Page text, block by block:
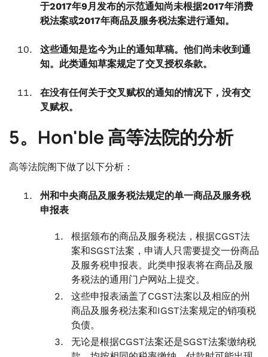
于2017年9月发布的示范通知尚未根据2017年消费
税法案或2017年商品及服务税法案进行通知。
这些通知是迄今为止的通知草稿。他们尚未收到通
知。此类通知草案规定了交叉授权条款。
在没有任何关于交叉赋权的通知的情况下，没有交
叉赋权。
5。Hon'ble 高等法院的分析
高等法院阁下做了以下分析：
州和中央商品及服务税法规定的单一商品及服务税
申报表
根据颁布的商品及服务税法，根据CGST法
案和SGST法案，申请人只需要提交一份商品
及服务税申报表。此类申报表将在商品及服
务税法的通用门户网站上提交。
这些申报表涵盖了CGST法案以及相应的州
商品及服务税法案和IGST法案规定的销项税
负债。
无论是根据CGST法案还是SGST法案缴纳税